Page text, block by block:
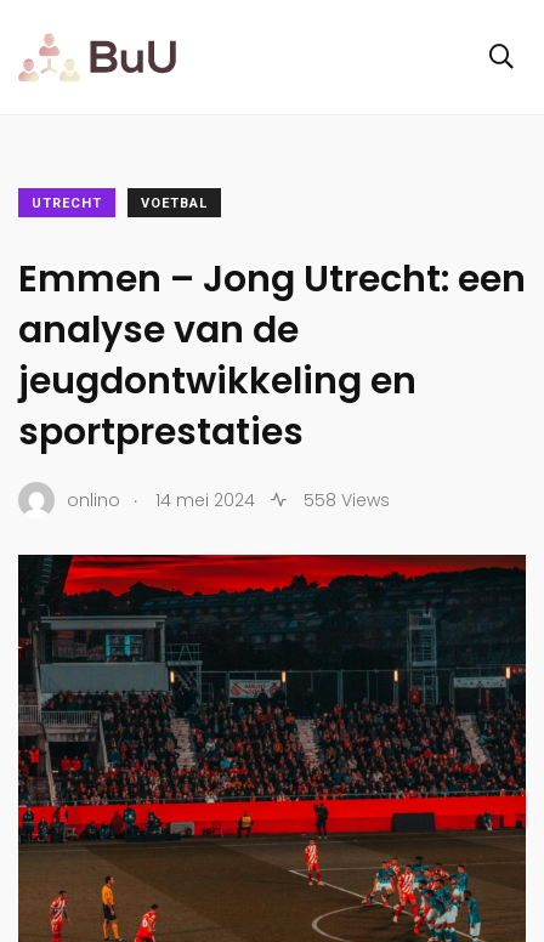
UTRECHT VOETBAL
Emmen – Jong Utrecht: een
analyse van de
jeugdontwikkeling en
sportprestaties
onlino . 14 mei 2024 558 Views